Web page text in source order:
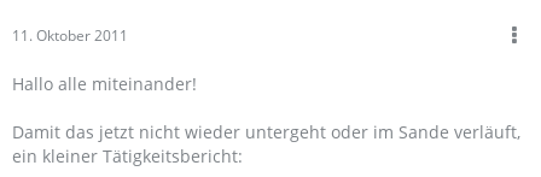
11. Oktober 2011
Hallo alle miteinander!
Damit das jetzt nicht wieder untergeht oder im Sande verläuft,
ein kleiner Tätigkeitsbericht: